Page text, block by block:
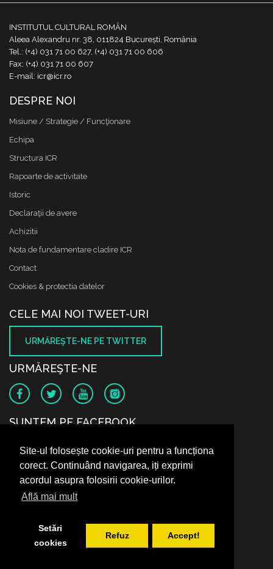
Site-ul folosește cookie-uri pentru a funcționa
corect. Continuând navigarea, iți exprimi
acordul asupra folosirii cookie-urilor.
Află mai mult
Setări
cookies
Refuz Accept!
INSTITUTUL CULTURAL ROMÂN
Aleea Alexandru nr. 38, 011824 București, România
Tel.: (+4) 031 71 00 627, (+4) 031 71 00 606
Fax: (+4) 031 71 00 607
E-mail: icr@icr.ro
DESPRE NOI
Misiune / Strategie / Funcţionare
Echipa
Structura ICR
Rapoarte de activitate
Istoric
Declaraţii de avere
Achizitii
Nota de fundamentare cladire ICR
Contact
Cookies & protectia datelor
CELE MAI NOI TWEET-URI
URMĂREŞTE-NE PE TWITTER
URMĂREŞTE-NE
SUNTEM PE FACEBOOK